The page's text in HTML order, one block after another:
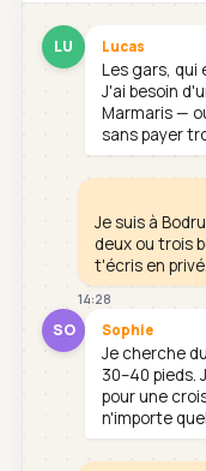
LU Lucas
Les gars, qui
J'ai besoin
Marmaris —
sans payer
Je suis à
deux ou trois
t'écris en privé.
14:28
SO Sophie
Je cherche
30–40 pieds.
pour une
n'importe